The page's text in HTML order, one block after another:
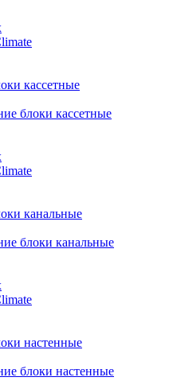
кассетные
блоки кассетные
канальные
блоки канальные
настенные
блоки настенные